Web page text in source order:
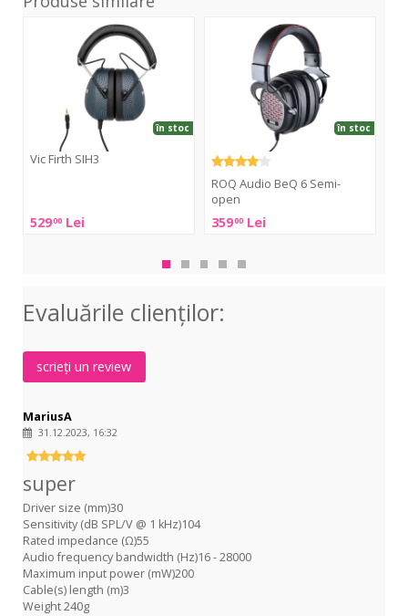
Vic Firth SIH3
52900 Lei
în stoc
Firth
ROQ Audio BeQ 6 Semi-
open
35900 Lei
în stoc
BeQ
Semi-
Evaluările clienţilor:
scrieți un review
MariusA
31.12.2023, 16:32
super
Driver size (mm)30
Sensitivity (dB SPL/V @ 1 kHz)104
Rated impedance (Ω)55
Audio frequency bandwidth (Hz)16 - 28000
Maximum input power (mW)200
Cable(s) length (m)3
Weight 240g